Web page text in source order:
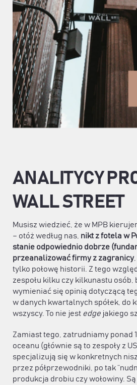
ANALITYCY
WALL STREET
Musisz wiedzieć, że w MPB
– otóż według nas, nikt z fotela w
stanie odpowiednio dobrze
przeanalizować firmy z zagranicy
tylko połowę historii. Z tego
zespołu kilku czy kilkunastu osób,
wymieniać się opinią dotyczącą
w danych kwartalnych spółek, do
wszyscy. To nie jest edgejakiego
Zamiast tego, zatrudniamy ponad
oceanu (głównie są to zespoły z
specjalizują się w konkretnych
przez półprzewodniki, po tak
produkcja drobiu czy wołowiny.